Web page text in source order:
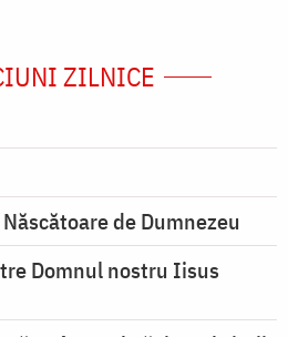
ZILNICE
de Dumnezeu
Domnul nostru Iisus